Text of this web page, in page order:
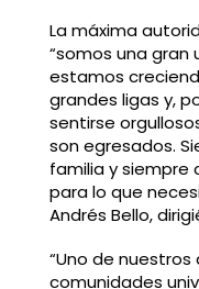
La máxima
“somos una gran
estamos
grandes ligas y,
sentirse
son egresados.
familia y siempre
para lo que
Andrés Bello,
“Uno de
comunidades